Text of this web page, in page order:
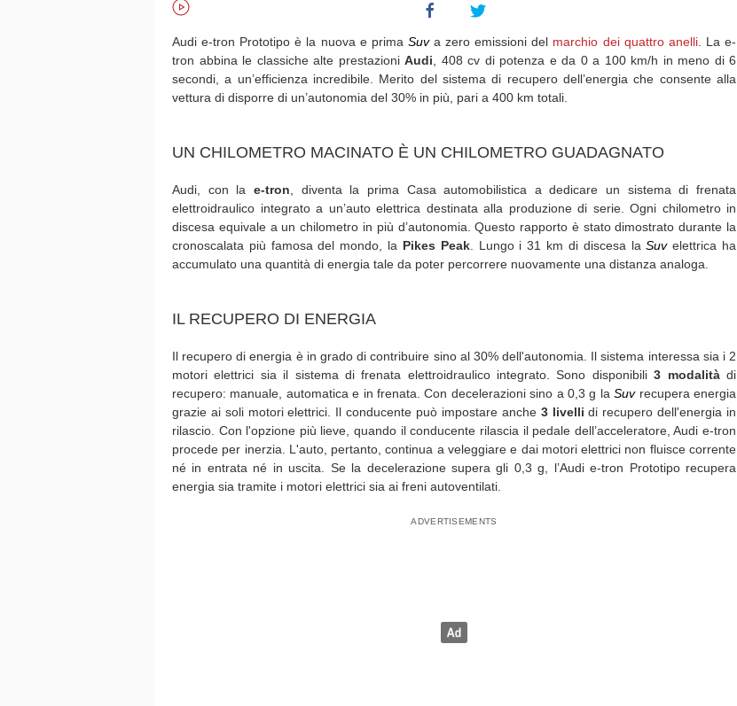
Audi e-tron Prototipo è la nuova e prima Suva zero emissioni del marchio dei quattro anelli. La e-
tron abbina le classiche alte prestazioni Audi , 408 cv di potenza e da 0 a 100 km/h in meno di 6
secondi, a un’efficienza incredibile. Merito del sistema di recupero dell’energia che consente alla
vettura di disporre di un’autonomia del 30% in più, pari a 400 km totali.
UN CHILOMETRO MACINATO È UN CHILOMETRO GUADAGNATO
Audi, con la e-tron , diventa la prima Casa automobilistica a dedicare un sistema di frenata
elettroidraulico integrato a un’auto elettrica destinata alla produzione di serie. Ogni chilometro in
discesa equivale a un chilometro in più d’autonomia. Questo rapporto è stato dimostrato durante la
cronoscalata più famosa del mondo, la Pikes Peak. Lungo i 31 km di discesa laSuvelettrica ha
accumulato una quantità di energia tale da poter percorrere nuovamente una distanza analoga.
IL RECUPERO DI ENERGIA
Il recupero di energia è in grado di contribuire sino al 30% dell'autonomia. Il sistema interessa sia i 2
motori elettrici sia il sistema di frenata elettroidraulico integrato. Sono disponibili3 modalitàdi
recupero: manuale, automatica e in frenata. Con decelerazioni sino a 0,3 g laSuvrecupera energia
grazie ai soli motori elettrici. Il conducente può impostare anche 3 livellidi recupero dell'energia in
rilascio. Con l'opzione più lieve, quando il conducente rilascia il pedale dell’acceleratore, Audi e-tron
procede per inerzia. L'auto, pertanto, continua a veleggiare e dai motori elettrici non fluisce corrente
né in entrata né in uscita. Se la decelerazione supera gli 0,3 g, l’Audi e-tron Prototipo recupera
energia sia tramite i motori elettrici sia ai freni autoventilati.